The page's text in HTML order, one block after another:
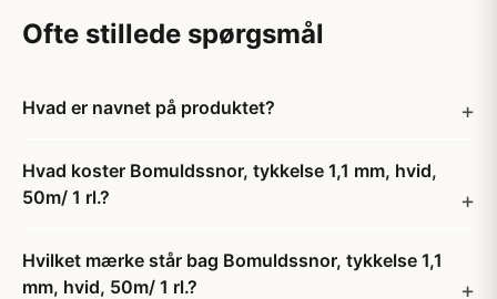
Ofte stillede spørgsmål
Hvad er navnet på produktet?
Hvad koster Bomuldssnor, tykkelse 1,1 mm, hvid,
50m/ 1 rl.?
Hvilket mærke står bag Bomuldssnor, tykkelse 1,1
mm, hvid, 50m/ 1 rl.?